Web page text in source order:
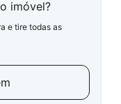
imóvel?
e tire todas as